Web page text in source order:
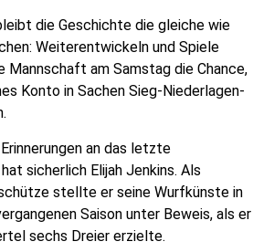
die Geschichte die gleiche wie
Weiterentwickeln und Spiele
Mannschaft am Samstag die Chance,
Konto in Sachen Sieg-Niederlagen-
an das letzte
sicherlich Elijah Jenkins. Als
stellte er seine Wurfkünste in
Saison unter Beweis, als er
sechs Dreier erzielte.